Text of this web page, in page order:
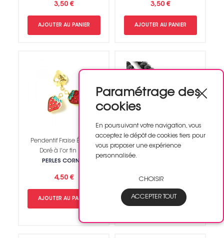
3,50 €
AJOUTER AU PANIER
3,50 €
AJOUTER AU PANIER
Pendentif Fraise Émaillé
Doré à l'or fin 24K
PERLES CORNER
4,50 €
AJOUTER AU PANIER
Perles de Bohème sur Fil -
Rondelle Facettée Noir
4,50 €
Paramétrage des
cookies
En poursuivant votre navigation, vous
acceptez le dépôt de cookies tiers pour
vous proposer une expérience
personnalisée.
CHOISIR
ACCEPTER TOUT